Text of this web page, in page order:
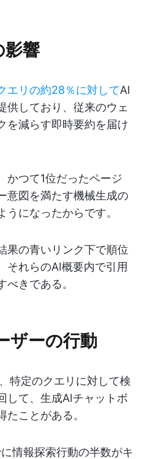
影響
エリの約28％に対してAI
供しており、従来のウェ
を減らす即時要約を届け
かつて1位だったページ
意図を満たす機械生成の
うになったからです。
果の青いリンク下で順位
それらのAI概要内で引用
べきである。
ザーの行動
、特定のクエリに対して検
して、生成AIチャットボ
たことがある。
情報探索行動の半数がキ